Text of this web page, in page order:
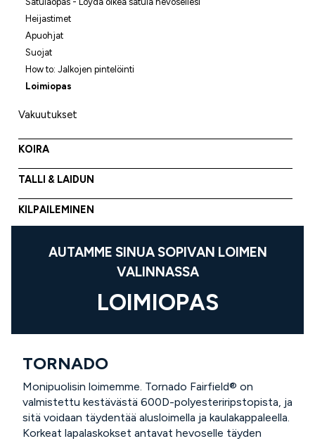
Heijastimet
Apuohjat
Suojat
How to: Jalkojen pintelöinti
Loimiopas
Vakuutukset
KOIRA
TALLI & LAIDUN
KILPAILEMINEN
AUTAMME SINUA SOPIVAN LOIMEN
VALINNASSA
LOIMIOPAS
TORNADO
Monipuolisin loimemme. Tornado Fairfield® on
valmistettu kestävästä 600D-polyesteriripstopista, ja
sitä voidaan täydentää alusloimella ja kaulakappaleella.
Korkeat lapalaskokset antavat hevoselle täyden